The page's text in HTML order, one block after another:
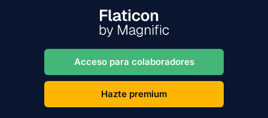
Acceso para colaboradores
Hazte premium